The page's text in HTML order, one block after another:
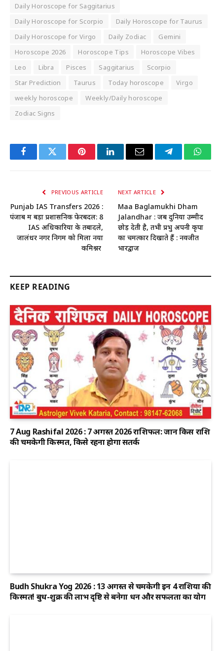
Daily Horoscope for Saggitarius
Daily Horoscope for Scorpio
Daily Horoscope for Taurus
Daily Horoscope for Virgo
Daily Zodiac
Gemini
Horoscope 2026
Horoscope Tips
Horoscope Vibes
Leo
Libra Pisces Saggitarius
Scorpio
Star Prediction
Taurus Today horoscope
Virgo
weekly horoscope
Weekly/Daily horoscope
Zodiac Signs
FacebookTwitter PinterestLinkedInEmail Telegram
PREVIOUS ARTICLE
Punjab IAS Transfers 2026 :
पंजाब में बड़ा प्रशासनिक फेरबदल: 8
IAS अधिकारियों के तबादले,
जालंधर नगर निगम को मिला नया
कमिश्नर
NEXT ARTICLE
Maa Baglamukhi Dham
Jalandhar : जब दुनिया उम्मीद
छोड़ देती है, तभी प्रभु अपनी कृपा
का चमत्कार दिखाते हैं : नवजीत
भारद्वाज
KEEP READING
7 Aug Rashifal 2026 : 7 अगस्त 2026 राशिफल: जानें किस राशि
की चमकेगी किस्मत, किसे रहना होगा सतर्क
Budh Shukra Yog 2026 : 13 अगस्त से चमकेगी इन 4 राशियों की
किस्मत! बुध-शुक्र की लाभ दृष्टि से बनेगा धन और सफलता का योग